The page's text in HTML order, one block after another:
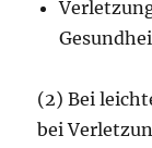
(2) Bei
bei